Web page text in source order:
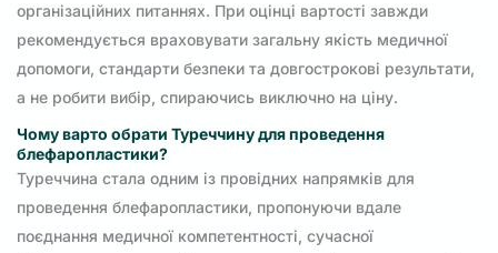
організаційних питаннях. При оцінці вартості завжди
рекомендується враховувати загальну якість медичної
допомоги, стандарти безпеки та довгострокові результати,
а не робити вибір, спираючись виключно на ціну.
Чому варто обрати Туреччину для проведення
блефаропластики?
Туреччина стала одним із провідних напрямків для
проведення блефаропластики, пропонуючи вдале
поєднання медичної компетентності, сучасної